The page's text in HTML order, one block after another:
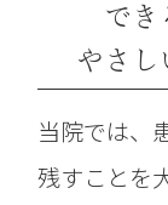
でき
やさし
当院では、
残すことを